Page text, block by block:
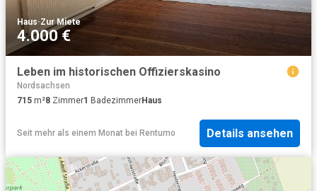
Haus·Zur Miete
4.000 €
Leben im historischen Offizierskasino
Nordsachsen
715 m²8 Zimmer1 BadezimmerHaus
Seit mehr als einem Monat bei Rentumo Details ansehen